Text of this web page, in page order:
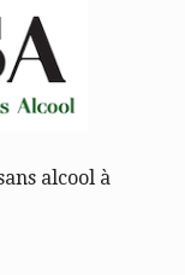
alcool à